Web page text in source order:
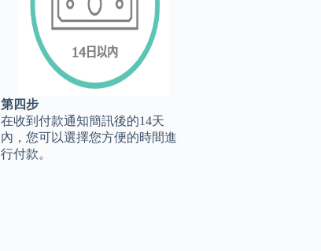
第四步
在收到付款通知簡訊後的14天
內，您可以選擇您方便的時間進
行付款。